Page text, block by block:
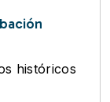
históricos